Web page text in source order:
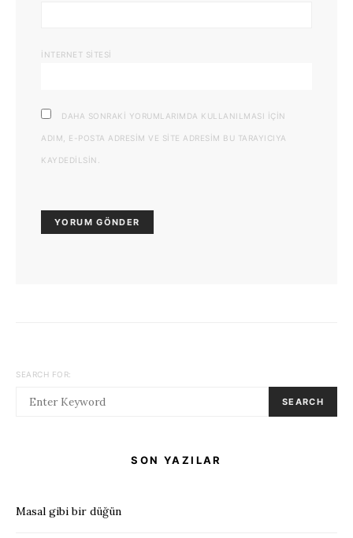
İNTERNET SITESI
DAHA SONRAKI YORUMLARIMDA KULLANILMASI IÇIN
ADIM, E-POSTA ADRESIM VE SITE ADRESIM BU TARAYICIYA
KAYDEDILSIN.
SEARCH FOR:
SEARCH
SON YAZILAR
Masal gibi bir düğün